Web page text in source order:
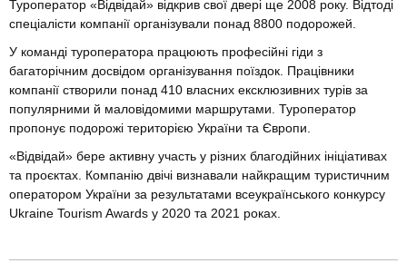
Туроператор «Відвідай» відкрив свої двері ще 2008 року. Відтоді
спеціалісти компанії організували понад 8800 подорожей.
У команді туроператора працюють професійні гіди з
багаторічним досвідом організування поїздок. Працівники
компанії створили понад 410 власних ексклюзивних турів за
популярними й маловідомими маршрутами. Туроператор
пропонує подорожі територією України та Європи.
«Відвідай» бере активну участь у різних благодійних ініціативах
та проєктах. Компанію двічі визнавали найкращим туристичним
оператором України за результатами всеукраїнського конкурсу
Ukraine Tourism Awards у 2020 та 2021 роках.